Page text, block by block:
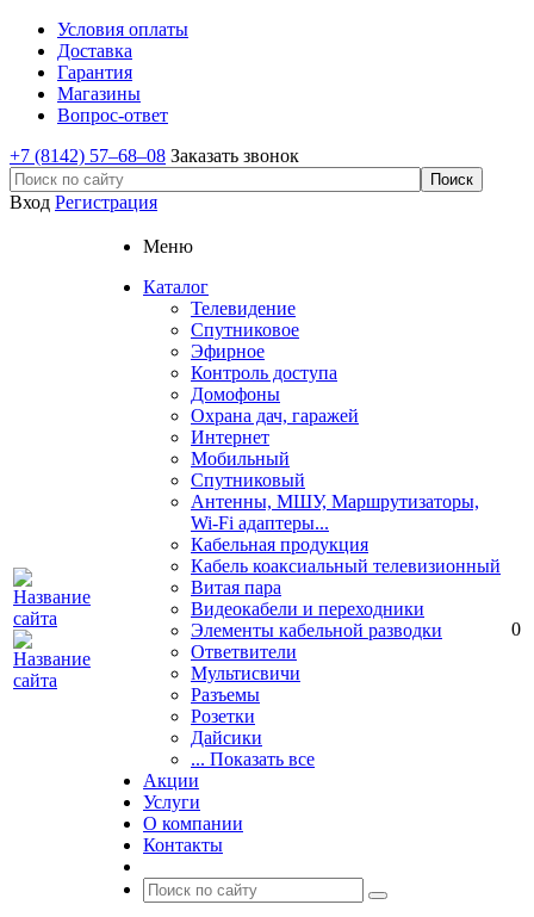
Условия оплаты
Доставка
Гарантия
Магазины
Вопрос-ответ
+7 (8142) 57–68–08 Заказать звонок
Вход Регистрация
Меню
Каталог
Телевидение
Спутниковое
Эфирное
Контроль доступа
Домофоны
Охрана дач, гаражей
Интернет
Мобильный
Спутниковый
Антенны, МШУ, Маршрутизаторы,
Wi-Fi адаптеры...
Кабельная продукция
Кабель коаксиальный телевизионный
Витая пара
Видеокабели и переходники
Элементы кабельной разводки
Ответвители
Мультисвичи
Разъемы
Розетки
Дайсики
... Показать все
Акции
Услуги
О компании
Контакты
0